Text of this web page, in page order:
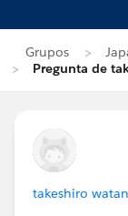
Grupos
Pregunta de
takeshiro